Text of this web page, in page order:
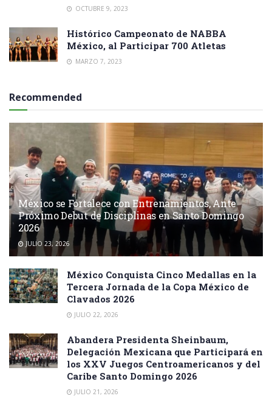
OCTUBRE 9, 2023
Histórico Campeonato de NABBA
México, al Participar 700 Atletas
MARZO 7, 2023
Recommended
México se Fortalece con Entrenamientos, Ante
Próximo Debut de Disciplinas en Santo Domingo
2026
JULIO 23, 2026
México Conquista Cinco Medallas en la
Tercera Jornada de la Copa México de
Clavados 2026
JULIO 22, 2026
Abandera Presidenta Sheinbaum,
Delegación Mexicana que Participará en
los XXV Juegos Centroamericanos y del
Caribe Santo Domingo 2026
JULIO 21, 2026